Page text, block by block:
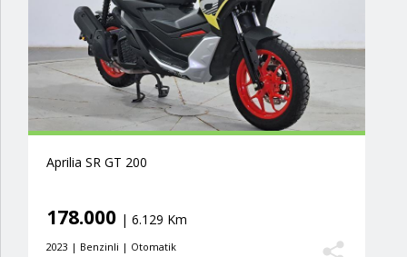
Aprilia SR GT 200
178.000 | 6.129 Km
2023 | Benzinli | Otomatik